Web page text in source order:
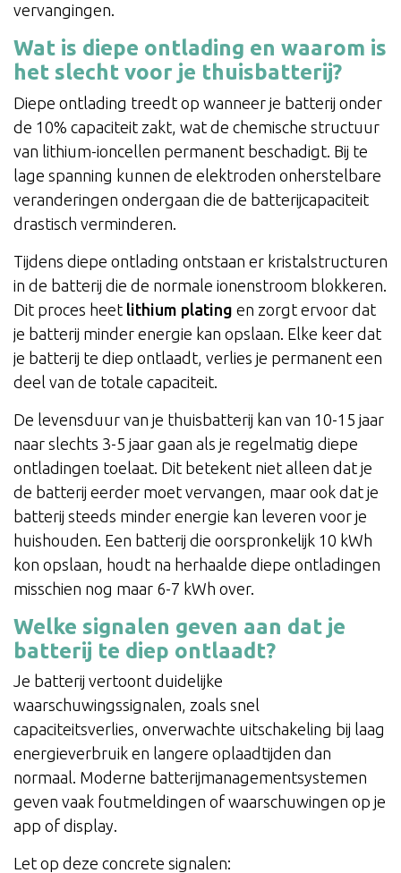
vervangingen.
Wat is diepe ontlading en waarom is
het slecht voor je thuisbatterij?
Diepe ontlading treedt op wanneer je batterij onder
de 10% capaciteit zakt, wat de chemische structuur
van lithium-ioncellen permanent beschadigt. Bij te
lage spanning kunnen de elektroden onherstelbare
veranderingen ondergaan die de batterijcapaciteit
drastisch verminderen.
Tijdens diepe ontlading ontstaan er kristalstructuren
in de batterij die de normale ionenstroom blokkeren.
Dit proces heet lithium plating en zorgt ervoor dat
je batterij minder energie kan opslaan. Elke keer dat
je batterij te diep ontlaadt, verlies je permanent een
deel van de totale capaciteit.
De levensduur van je thuisbatterij kan van 10-15 jaar
naar slechts 3-5 jaar gaan als je regelmatig diepe
ontladingen toelaat. Dit betekent niet alleen dat je
de batterij eerder moet vervangen, maar ook dat je
batterij steeds minder energie kan leveren voor je
huishouden. Een batterij die oorspronkelijk 10 kWh
kon opslaan, houdt na herhaalde diepe ontladingen
misschien nog maar 6-7 kWh over.
Welke signalen geven aan dat je
batterij te diep ontlaadt?
Je batterij vertoont duidelijke
waarschuwingssignalen, zoals snel
capaciteitsverlies, onverwachte uitschakeling bij laag
energieverbruik en langere oplaadtijden dan
normaal. Moderne batterijmanagementsystemen
geven vaak foutmeldingen of waarschuwingen op je
app of display.
Let op deze concrete signalen: